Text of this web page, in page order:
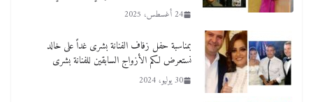
24 أغسطس، 2025
بمناسبة حفل زفاف الفنانة بشرى غداً على خالد
نستعرض لكم الأزواج السابقين للفنانة بشرى
30 يوليو، 2024